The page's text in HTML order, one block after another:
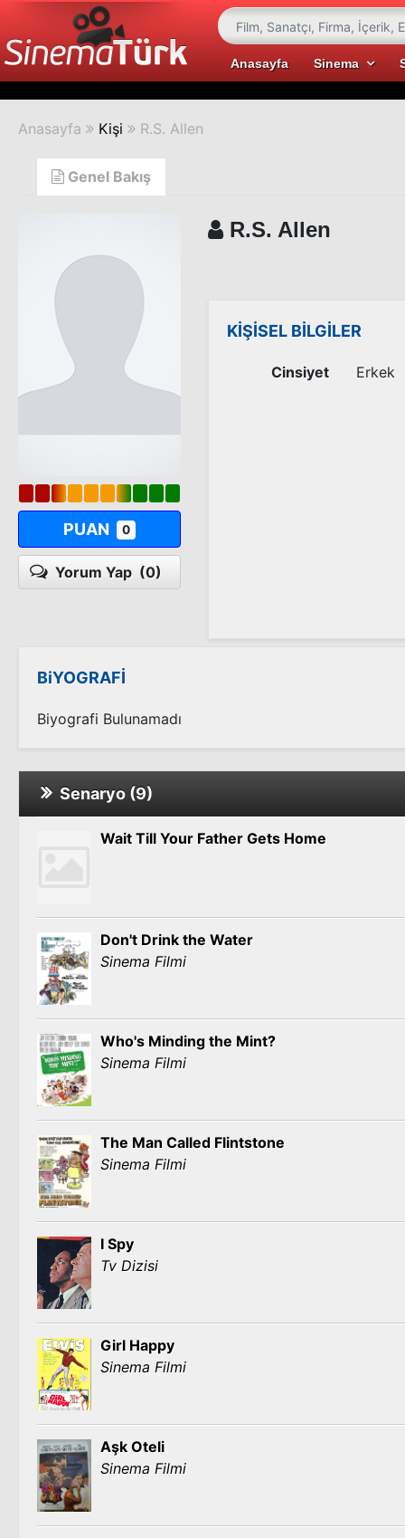
Anasayfa Sinema
Anasayfa Kişi R.S. Allen
Genel Bakış
PUAN 0
Yorum Yap (0)
R.S. Allen
KİŞİSEL BİLGİLER
Cinsiyet Erkek
BiYOGRAFİ
Biyografi Bulunamadı
Senaryo (9)
Wait Till Your Father Gets Home
Don't Drink the Water
Sinema Filmi
Who's Minding the Mint?
Sinema Filmi
The Man Called Flintstone
Sinema Filmi
I Spy
Tv Dizisi
Girl Happy
Sinema Filmi
Aşk Oteli
Sinema Filmi